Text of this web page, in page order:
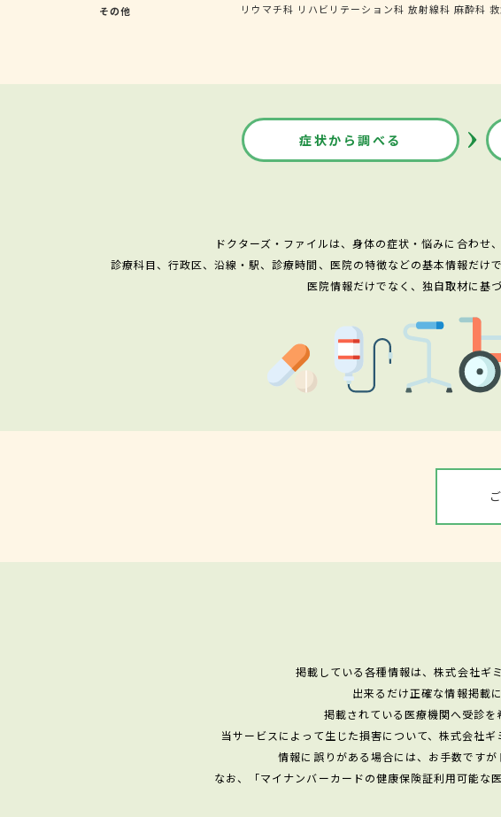
その他
リウマチ科 リハビリテーション科 放射線科 麻酔科
症状から調べる
ドクターズ・ファイルは、身体の症状・悩みに合わせ
診療科目、行政区、沿線・駅、診療時間、医院の特徴などの基本情報だけ
医院情報だけでなく、独自取材に基
掲載している各種情報は、株式会社ギ
出来るだけ正確な情報掲載
掲載されている医療機関へ受診を
当サービスによって生じた損害について、株式会社
情報に誤りがある場合には、お手数です
なお、「マイナンバーカードの健康保険証利用可能な